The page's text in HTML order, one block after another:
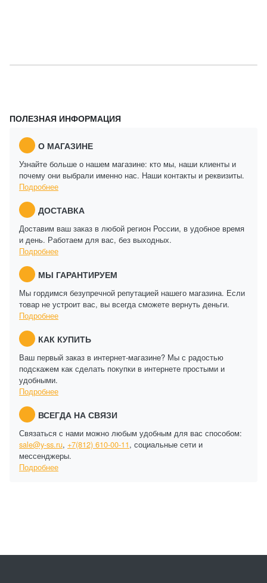
ПОЛЕЗНАЯ ИНФОРМАЦИЯ
О МАГАЗИНЕ
Узнайте больше о нашем магазине: кто мы, наши клиенты и
почему они выбрали именно нас. Наши контакты и реквизиты.
Подробнее
ДОСТАВКА
Доставим ваш заказ в любой регион России, в удобное время
и день. Работаем для вас, без выходных.
Подробнее
МЫ ГАРАНТИРУЕМ
Мы гордимся безупречной репутацией нашего магазина. Если
товар не устроит вас, вы всегда сможете вернуть деньги.
Подробнее
КАК КУПИТЬ
Ваш первый заказ в интернет-магазине? Мы с радостью
подскажем как сделать покупки в интернете простыми и
удобными.
Подробнее
ВСЕГДА НА СВЯЗИ
Связаться с нами можно любым удобным для вас способом:
sale@y-ss.ru, +7(812) 610-00-11, социальные сети и
мессенджеры.
Подробнее